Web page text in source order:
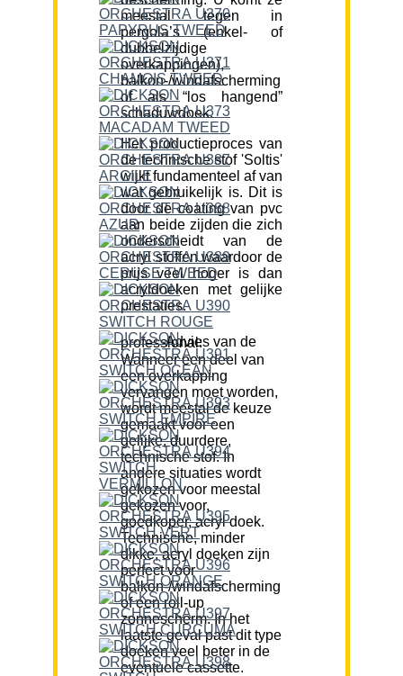
meestal tegen in
pergola’s (enkel- of
dubbelzijdige
overkappingen),
balkon-/windafscherming
of als “los hangend”
schaduwdoek.
Het productieproces van
de technische stof 'Soltis'
wijkt fundamenteel af van
wat gebruikelijk is. Dit is
door de coating van pvc
aan beide zijden die zich
onderscheidt van de
acryl stoffen waardoor de
prijs veel hoger is dan
acryldoeken met gelijke
prestaties.
Advies van de professional:
Wanneer een deel van
een overkapping
vervangen moet worden,
wordt meestal de keuze
gemaakt voor een
gelijke, duurdere,
technische stof. In
andere situaties wordt
gekozen voor meestal
gekozen voor,
goedkoper, acryl doek.
Technische, minder
dikke, acryl doeken zijn
perfect voor
balkon-/windafscherming
of een roll-up
zonnescherm. In het
laatste geval past dit type
doeken veel beter in de
eventuele cassette.